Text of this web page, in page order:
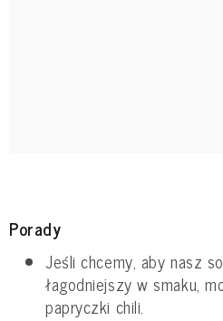
Porady
Jeśli chcemy, aby nasz
łagodniejszy w smaku,
papryczki chili.